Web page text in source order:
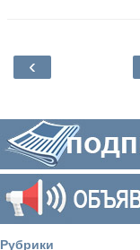
‹
Рубрики